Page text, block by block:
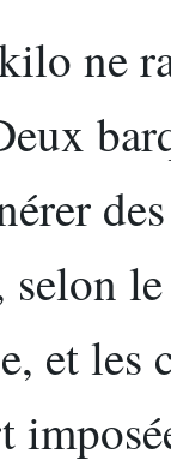
ne
selon
et les